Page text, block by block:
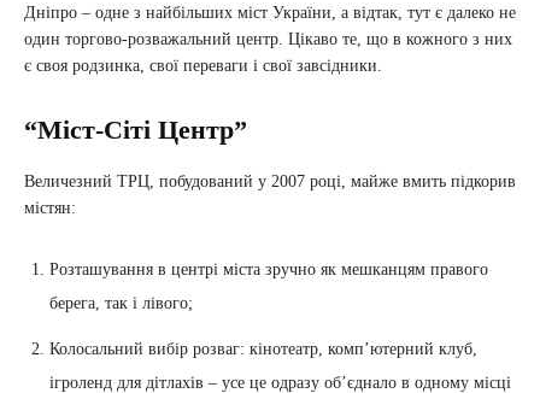
Дніпро – одне з найбільших міст України, а відтак, тут є далеко не
один торгово-розважальний центр. Цікаво те, що в кожного з них
є своя родзинка, свої переваги і свої завсідники.
“Міст-Сіті Центр”
Величезний ТРЦ, побудований у 2007 році, майже вмить підкорив
містян:
Розташування в центрі міста зручно як мешканцям правого
берега, так і лівого;
Колосальний вибір розваг: кінотеатр, компʼютерний клуб,
ігроленд для дітлахів – усе це одразу обʼєднало в одному місці